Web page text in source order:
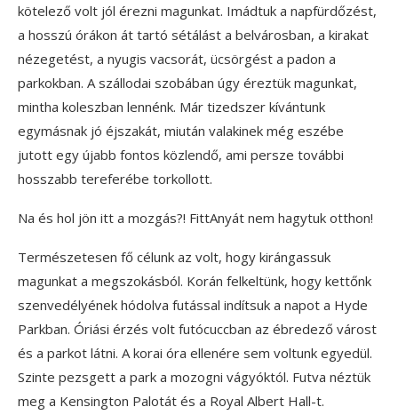
kötelező volt jól érezni magunkat. Imádtuk a napfürdőzést,
a hosszú órákon át tartó sétálást a belvárosban, a kirakat
nézegetést, a nyugis vacsorát, ücsörgést a padon a
parkokban. A szállodai szobában úgy éreztük magunkat,
mintha koleszban lennénk. Már tizedszer kívántunk
egymásnak jó éjszakát, miután valakinek még eszébe
jutott egy újabb fontos közlendő, ami persze további
hosszabb tereferébe torkollott.
Na és hol jön itt a mozgás?! FittAnyát nem hagytuk otthon!
Természetesen fő célunk az volt, hogy kirángassuk
magunkat a megszokásból. Korán felkeltünk, hogy kettőnk
szenvedélyének hódolva futással indítsuk a napot a Hyde
Parkban. Óriási érzés volt futócuccban az ébredező várost
és a parkot látni. A korai óra ellenére sem voltunk egyedül.
Szinte pezsgett a park a mozogni vágyóktól. Futva néztük
meg a Kensington Palotát és a Royal Albert Hall-t.